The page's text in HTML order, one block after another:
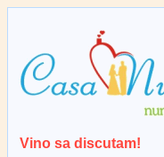
Vino sa discutam!